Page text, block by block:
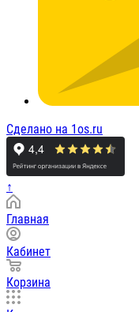
Сделано на 1os.ru
↑
Главная
Кабинет
Корзина